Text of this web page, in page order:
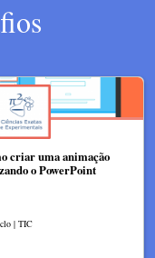
criar uma animação
o PowerPoint
| TIC